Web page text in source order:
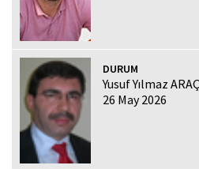
DURUM
Yusuf Yılmaz ARAÇ
26 May 2026